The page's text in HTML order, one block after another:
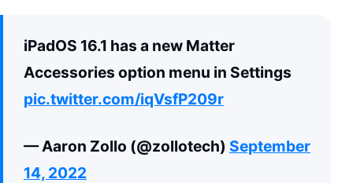
iPadOS 16.1 has a new Matter
Accessories option menu in Settings
pic.twitter.com/iqVsfP209r
— Aaron Zollo (@zollotech) September
14, 2022